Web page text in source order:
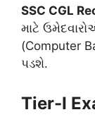
SSC CGL
માટે
(Computer
પડશે.
Tier-I